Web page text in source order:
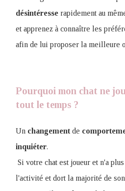
désintéresse rapidement au
et apprenez à connaître les
afin de lui proposer la meilleure
Pourquoi mon chat ne
tout le temps ?
Un changement de
inquiéter.
Si votre chat est joueur et n'a
l'activité et dort la majorité de